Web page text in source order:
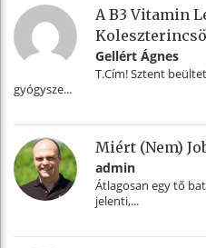
A B3 Vitamin
Gellért Ágnes
T.Cím! Sztent
gyógysze...
Miért (nem)
admin
Átlagosan egy tő
jelenti,...